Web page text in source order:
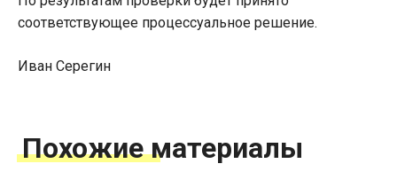
соответствующее процессуальное решение.
Иван Серегин
Похожие материалы